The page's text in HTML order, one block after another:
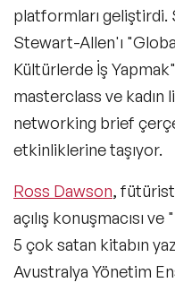
platformları geliştirdi.
Stewart-Allen'ı
Kültürlerde İş
masterclass ve kadın
networking brief
etkinliklerine taşıyor.
Ross Dawson,
açılış konuşmacısı
5 çok satan kitabın
Avustralya Yönetim
İş Hayatı 101
Astroloji
Storytelling
Çevre & Enerji
Müzik
Tarih